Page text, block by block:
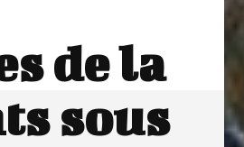
de la
sous